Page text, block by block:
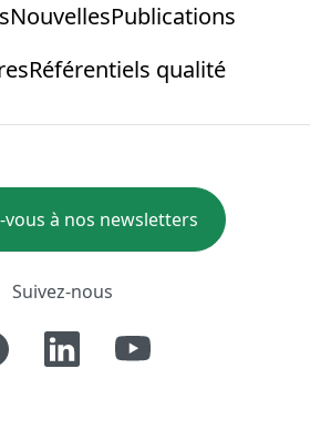
NouvellesPublications
Référentiels qualité
vous à nos newsletters
Suivez-nous